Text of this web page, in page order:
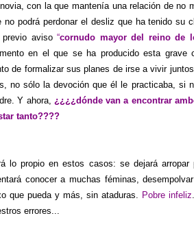
con la que mantenía una relación de no
no podrá perdonar el desliz que ha tenido su
previo aviso“cornudo mayor del reino de
en el que se ha producido esta grave
de formalizar sus planes de irse a vivir
no sólo la devoción que él le practicaba, si
Y ahora, ¿¿¿¿dónde van a encontrar
tanto????
lo propio en estos casos: se dejará
conocer a muchas féminas,
que pueda y más, sin ataduras. Pobre infeliz
errores...